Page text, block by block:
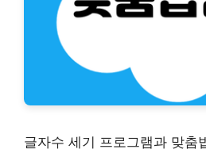
글자수 세기 프로그램과 맞춤